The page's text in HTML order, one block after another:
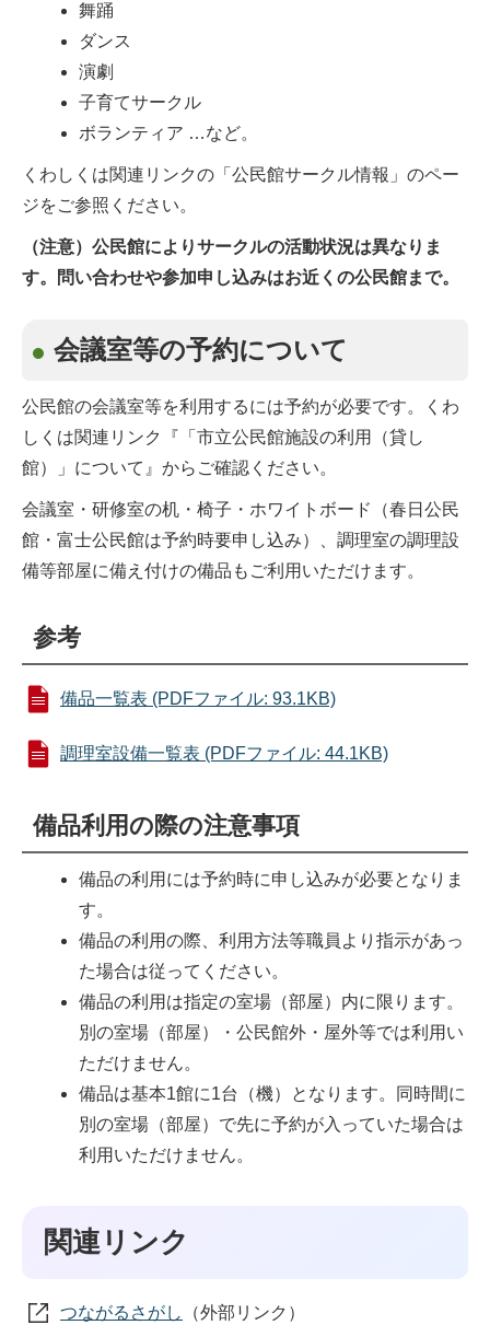
舞踊
ダンス
演劇
子育てサークル
ボランティア …など。
くわしくは関連リンクの「公民館サークル情報」のペー
ジをご参照ください。
（注意）公民館によりサークルの活動状況は異なりま
す。問い合わせや参加申し込みはお近くの公民館まで。
会議室等の予約について
公民館の会議室等を利用するには予約が必要です。くわ
しくは関連リンク『「市立公民館施設の利用（貸し
館）」について』からご確認ください。
会議室・研修室の机・椅子・ホワイトボード（春日公民
館・富士公民館は予約時要申し込み）、調理室の調理設
備等部屋に備え付けの備品もご利用いただけます。
参考
備品一覧表 (PDFファイル: 93.1KB)
調理室設備一覧表 (PDFファイル: 44.1KB)
備品利用の際の注意事項
備品の利用には予約時に申し込みが必要となりま
す。
備品の利用の際、利用方法等職員より指示があっ
た場合は従ってください。
備品の利用は指定の室場（部屋）内に限ります。
別の室場（部屋）・公民館外・屋外等では利用い
ただけません。
備品は基本1館に1台（機）となります。同時間に
別の室場（部屋）で先に予約が入っていた場合は
利用いただけません。
関連リンク
つながるさがし （外部リンク）